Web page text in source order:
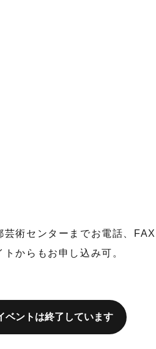
術センターまでお電話、
からもお申し込み可。
ベントは終了しています